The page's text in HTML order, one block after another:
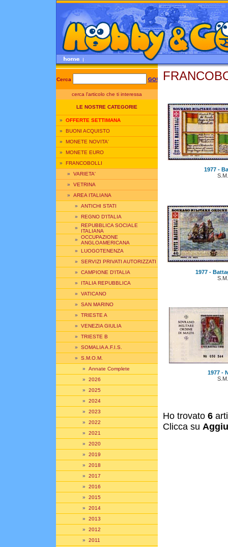
Cerca GO!
cerca l'articolo che ti interessa
LE NOSTRE CATEGORIE
» OFFERTE SETTIMANA
» BUONI ACQUISTO
» MONETE NOVITA'
» MONETE EURO
» FRANCOBOLLI
» VARIETA'
» VETRINA
» AREA ITALIANA
» ANTICHI STATI
» REGNO D'ITALIA
» REPUBBLICA SOCIALE
ITALIANA
» OCCUPAZIONE
ANGLOAMERICANA
» LUOGOTENENZA
» SERVIZI PRIVATI AUTORIZZATI
» CAMPIONE D'ITALIA
» ITALIA REPUBBLICA
» VATICANO
» SAN MARINO
» TRIESTE A
» VENEZIA GIULIA
» TRIESTE B
» SOMALIA A.F.I.S.
» S.M.O.M.
» Annate Complete
» 2026
» 2025
» 2024
» 2023
» 2022
» 2021
» 2020
» 2019
» 2018
» 2017
» 2016
» 2015
» 2014
» 2013
» 2012
» 2011
1977 -
1977 -
1977 -
Ho trovato 6
Clicca su